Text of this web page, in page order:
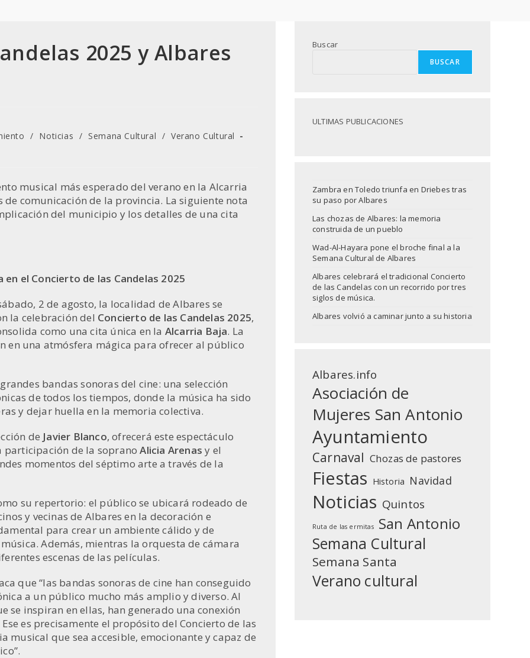
2025 y Albares
/ Noticias / Semana Cultural / Verano Cultural
musical más esperado del verano en la Alcarria
comunicación de la provincia. La siguiente nota
del municipio y los detalles de una cita
el Concierto de las Candelas 2025
2 de agosto, la localidad de Albares se
la celebración del Concierto de las Candelas 2025,
como una cita única en la Alcarria Baja. La
en una atmósfera mágica para ofrecer al público
bandas sonoras del cine: una selección
de todos los tiempos, donde la música ha sido
y dejar huella en la memoria colectiva.
de Javier Blanco, ofrecerá este espectáculo
participación de la sopranoAlicia Arenasy el
momentos del séptimo arte a través de la
su repertorio: el público se ubicará rodeado de
y vecinas de Albares en la decoración e
para crear un ambiente cálido y de
Además, mientras la orquesta de cámara
escenas de las películas.
que “las bandas sonoras de cine han conseguido
a un público mucho más amplio y diverso. Al
se inspiran en ellas, han generado una conexión
es precisamente el propósito del Concierto de las
musical que sea accesible, emocionante y capaz de
Buscar
BUSCAR
ULTIMAS PUBLICACIONES
Zambra en Toledo triunfa en Driebes tras
su paso por Albares
Las chozas de Albares: la memoria
construida de un pueblo
Wad-Al-Hayara pone el broche final a la
Semana Cultural de Albares
Albares celebrará el tradicional Concierto
de las Candelas con un recorrido por tres
siglos de música.
Albares volvió a caminar junto a su historia
Albares.info
Asociación de
Mujeres San Antonio
Ayuntamiento
Carnaval Chozas de pastores
Fiestas Historia Navidad
Noticias Quintos
Ruta de las ermitas San Antonio
Semana Cultural
Semana Santa
Verano cultural